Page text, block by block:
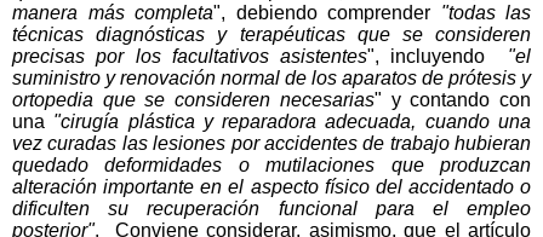
manera más completa", debiendo comprender "todas las
técnicas diagnósticas y terapéuticas que se consideren
precisas por los facultativos asistentes", incluyendo "el
suministro y renovación normal de los aparatos de prótesis y
ortopedia que se consideren necesarias" y contando con
una "cirugía plástica y reparadora adecuada, cuando una
vez curadas las lesiones por accidentes de trabajo hubieran
quedado deformidades o mutilaciones que produzcan
alteración importante en el aspecto físico del accidentado o
dificulten su recuperación funcional para el empleo
posterior". Conviene considerar, asimismo, que el artículo